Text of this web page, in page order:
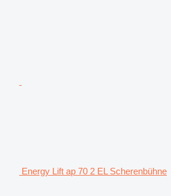
Energy Lift ap 70 2 EL Scherenbühne